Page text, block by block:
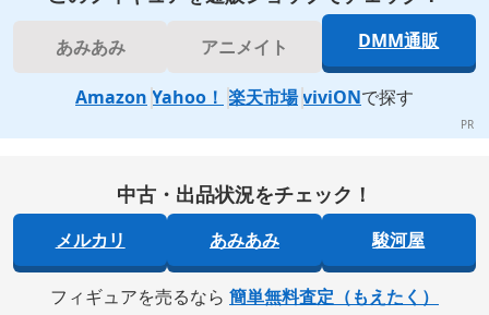
あみあみ アニメイト DMM通販
Amazon Yahoo！ 楽天市場 viviONで探す
中古・出品状況をチェック！
メルカリ あみあみ 駿河屋
フィギュアを売るなら 簡単無料査定（もえたく）